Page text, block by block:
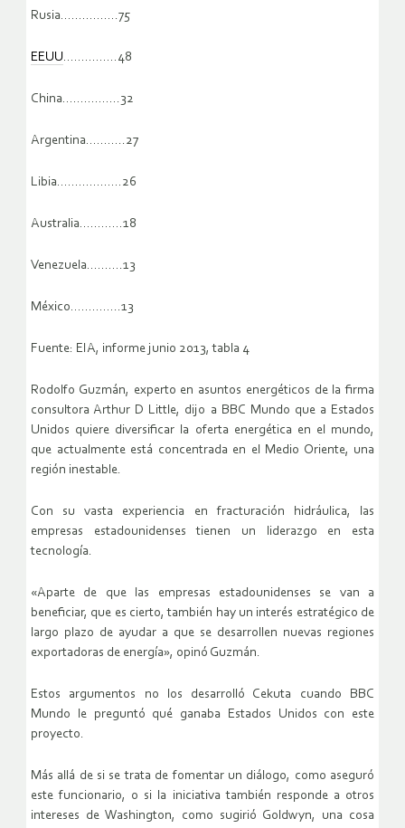
Rusia…………….75
EEUU……………48
China…………….32
Argentina………..27
Libia………………26
Australia…………18
Venezuela……….13
México…………..13
Fuente: EIA, informe junio 2013, tabla 4
Rodolfo Guzmán, experto en asuntos energéticos de la firma
consultora Arthur D Little, dijo a BBC Mundo que a Estados
Unidos quiere diversificar la oferta energética en el mundo,
que actualmente está concentrada en el Medio Oriente, una
región inestable.
Con su vasta experiencia en fracturación hidráulica, las
empresas estadounidenses tienen un liderazgo en esta
tecnología.
«Aparte de que las empresas estadounidenses se van a
beneficiar, que es cierto, también hay un interés estratégico de
largo plazo de ayudar a que se desarrollen nuevas regiones
exportadoras de energía», opinó Guzmán.
Estos argumentos no los desarrolló Cekuta cuando BBC
Mundo le preguntó qué ganaba Estados Unidos con este
proyecto.
Más allá de si se trata de fomentar un diálogo, como aseguró
este funcionario, o si la iniciativa también responde a otros
intereses de Washington, como sugirió Goldwyn, una cosa